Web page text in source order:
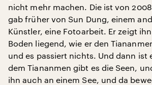
nicht mehr machen. Die ist von
gab früher von Sun Dung, einem
Künstler, eine Fotoarbeit. Er zeigt
Boden liegend, wie er den
und es passiert nichts. Und dann ist
dem Tiananmen gibt es die Seen,
ihn auch an einem See, und da